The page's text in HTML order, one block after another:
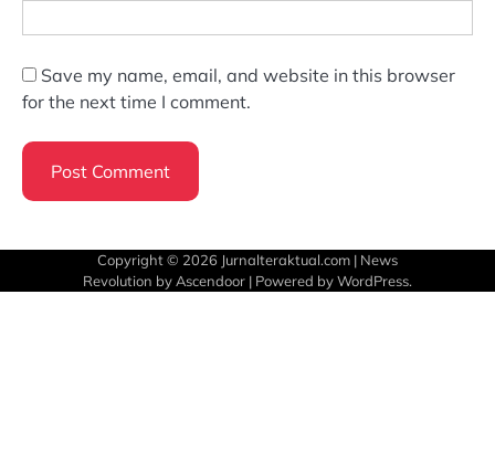
Save my name, email, and website in this browser
for the next time I comment.
Copyright © 2026 Jurnalteraktual.com | News
Revolution byAscendoor | Powered byWordPress.